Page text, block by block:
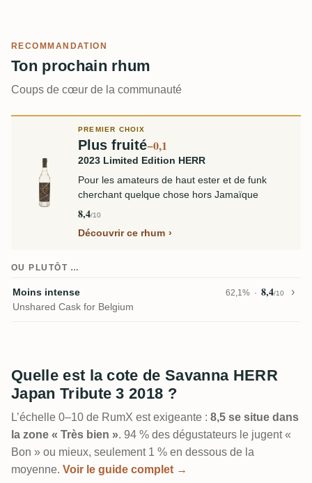
RECOMMANDATION
Ton prochain rhum
Coups de cœur de la communauté
PREMIER CHOIX
Plus fruité−0,1
2023 Limited Edition HERR
Pour les amateurs de haut ester et de funk
cherchant quelque chose hors Jamaïque
8,4/10
Découvrir ce rhum
OU PLUTÔT …
Moins intense 62,1% 8,4/10
Unshared Cask for Belgium
Quelle est la cote de Savanna HERR
Japan Tribute 3 2018 ?
L’échelle 0–10 de RumX est exigeante : 8,5 se situe dans
la zone « Très bien ». 94 % des dégustateurs le jugent «
Bon » ou mieux, seulement 1 % en dessous de la
moyenne. Voir le guide complet →